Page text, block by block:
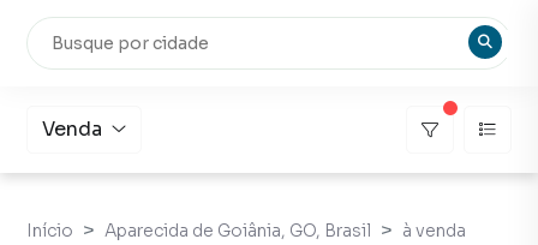
Venda
Início Aparecida de Goiânia, GO, Brasil à venda